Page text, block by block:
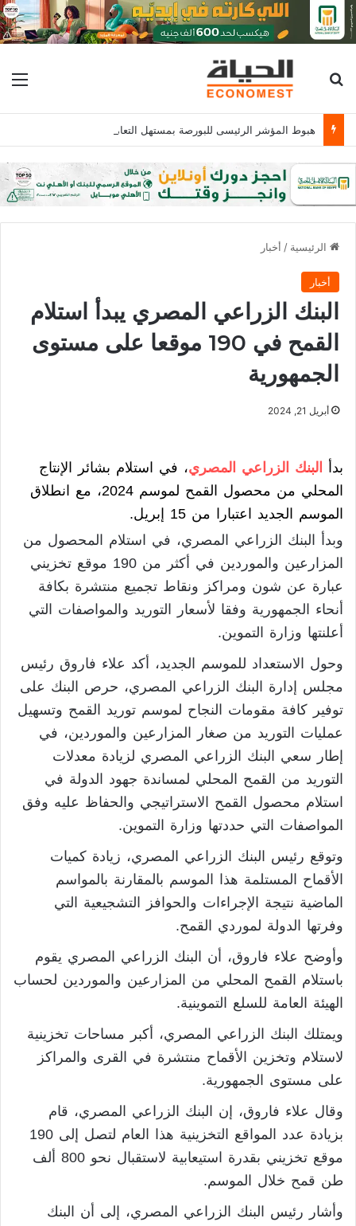
بحث عن
الرئيسية / أخبار
أخبار
البنك الزراعي المصري يبدأ استلام
القمح في 190 موقعا على مستوى
الجمهورية
أبريل 21, 2024
بدأ البنك الزراعي المصري، في استلام بشائر الإنتاج
المحلي من محصول القمح لموسم 2024، مع انطلاق
الموسم الجديد اعتبارا من 15 إبريل.
وبدأ البنك الزراعي المصري، في استلام المحصول من
المزارعين والموردين في أكثر من 190 موقع تخزيني
عبارة عن شون ومراكز ونقاط تجميع منتشرة بكافة
أنحاء الجمهورية وفقا لأسعار التوريد والمواصفات التي
أعلنتها وزارة التموين.
وحول الاستعداد للموسم الجديد، أكد علاء فاروق رئيس
مجلس إدارة البنك الزراعي المصري، حرص البنك على
توفير كافة مقومات النجاح لموسم توريد القمح وتسهيل
عمليات التوريد من صغار المزارعين والموردين، في
إطار سعي البنك الزراعي المصري لزيادة معدلات
التوريد من القمح المحلي لمساندة جهود الدولة في
استلام محصول القمح الاستراتيجي والحفاظ عليه وفق
المواصفات التي حددتها وزارة التموين.
وتوقع رئيس البنك الزراعي المصري، زيادة كميات
الأقماح المستلمة هذا الموسم بالمقارنة بالمواسم
الماضية نتيجة الإجراءات والحوافز التشجيعية التي
وفرتها الدولة لموردي القمح.
وأوضح علاء فاروق، أن البنك الزراعي المصري يقوم
باستلام القمح المحلي من المزارعين والموردين لحساب
الهيئة العامة للسلع التموينية.
ويمتلك البنك الزراعي المصري، أكبر مساحات تخزينية
لاستلام وتخزين الأقماح منتشرة في القرى والمراكز
على مستوى الجمهورية.
وقال علاء فاروق، إن البنك الزراعي المصري، قام
بزيادة عدد المواقع التخزينية هذا العام لتصل إلى 190
موقع تخزيني بقدرة استيعابية لاستقبال نحو 800 ألف
طن قمح خلال الموسم.
وأشار رئيس البنك الزراعي المصري، إلى أن البنك